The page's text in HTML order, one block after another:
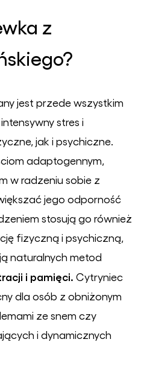
z
jest przede wszystkim
stres i
jak i psychiczne.
adaptogennym,
w radzeniu sobie z
jego odporność
stosują go również
fizyczną i psychiczną,
naturalnych metod
i pamięci. Cytryniec
dla osób z obniżonym
ze snem czy
i dynamicznych